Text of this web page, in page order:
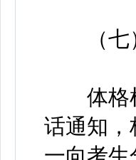
（七
体格检
话通知，